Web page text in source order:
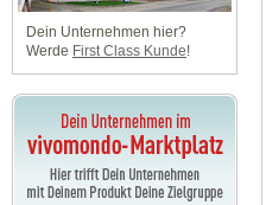
Dein Unternehmen hier?
Werde First Class Kunde!